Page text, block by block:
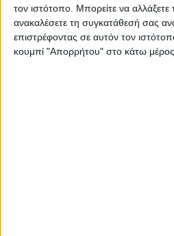
τον ιστότοπο. Μπορείτε να αλλάξετε
ανακαλέσετε τη συγκατάθεσή σας
επιστρέφοντας σε αυτόν τον
κουμπί "Απορρήτου" στο κάτω μέρος